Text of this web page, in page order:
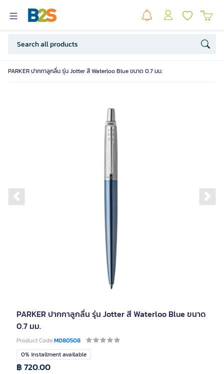
PARKER ปากกาลูกลื่น รุ่น Jotter สี Waterloo Blue ขนาด 0.7 มม.
Previous slide
PARKER ปากกาลูกลื่น รุ่น Jotter สี Waterloo Blue ขนาด
0.7 มม.
Product CodeM080508
0% installment available
฿ 720.00